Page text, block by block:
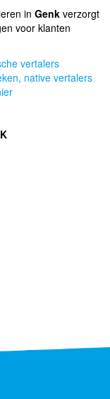
in Genk verzorgt
voor klanten
vertalers
native vertalers